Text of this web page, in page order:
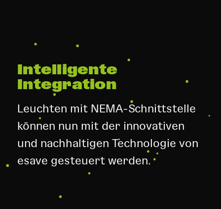
Intelligente
Integration
Leuchten mit NEMA-Schnittstelle
können nun mit der innovativen
und nachhaltigen Technologie von
esave gesteuert werden.